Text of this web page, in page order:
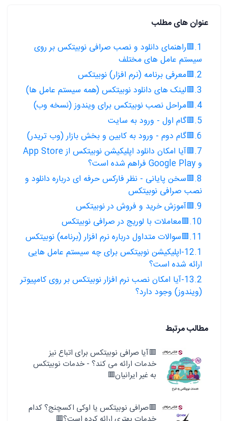
عنوان های مطلب
1.🟥راهنمای دانلود و نصب صرافی نوبیتکس بر روی
سیستم عامل های مختلف
2.🟥معرفی برنامه (نرم افزار) نوبیتکس
3.🟥لینک های دانلود نوبیتکس (همه سیستم عامل ها)
4.🟥مراحل نصب نوبیتکس برای ویندوز (نسخه وب)
5.🟥گام اول - ورود به سایت
6.🟥گام دوم - ورود به کابین و بخش بازار (وب تریدر)
7.🟥آیا امکان دانلود اپلیکیشن نوبیتکس از App Store
و Google Play فراهم شده است؟
8.🟥سخن پایانی - نظر فارکس حرفه ای درباره دانلود و
نصب صرافی نوبیتکس
9.🟥آموزش خرید و فروش در نوبیتکس
10.🟥معاملات با لوریج در صرافی نوبیتکس
11.🟥سوالات متداول درباره نرم افزار (برنامه) نوبیتکس
12.1-اپلیکیشن نوبیتکس برای چه سیستم عامل هایی
ارائه شده است؟
13.2-آیا امکان نصب نرم افزار نوبیتکس بر روی کامپیوتر
(ویندوز) وجود دارد؟
مطالب مرتبط
🟥آیا صرافی نوبیتکس برای اتباع نیز
خدمات ارائه می کند؟ - خدمات نوبیتکس
به غیر ایرانیان🟥
🟥صرافی نوبیتکس یا اوکی اکسچنج؟ کدام